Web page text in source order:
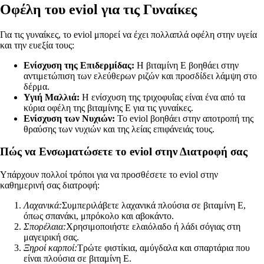
Οφέλη του eviol για τις Γυναίκες
Για τις γυναίκες, το eviol μπορεί να έχει πολλαπλά οφέλη στην υγεία
και την ευεξία τους:
Ενίσχυση της Επιδερμίδας: Η βιταμίνη Ε βοηθάει στην
αντιμετώπιση των ελεύθερων ριζών και προσδίδει λάμψη στο
δέρμα.
Υγιή Μαλλιά: Η ενίσχυση της τριχοφυΐας είναι ένα από τα
κύρια οφέλη της βιταμίνης Ε για τις γυναίκες.
Ενίσχυση των Νυχιών: Το eviol βοηθάει στην αποτροπή της
θραύσης των νυχιών και της λείας επιφάνειάς τους.
Πώς να Ενσωματώσετε το eviol στην Διατροφή σας
Υπάρχουν πολλοί τρόποι για να προσθέσετε το eviol στην
καθημερινή σας διατροφή:
Λαχανικά:Συμπεριλάβετε λαχανικά πλούσια σε βιταμίνη Ε,
όπως σπανάκι, μπρόκολο και αβοκάντο.
Σπορέλαια:Χρησιμοποιήστε ελαιόλαδο ή λάδι σόγιας στη
μαγειρική σας.
Ξηροί καρποί:Τρώτε φιστίκια, αμύγδαλα και σπαρτάρια που
είναι πλούσια σε βιταμίνη Ε.